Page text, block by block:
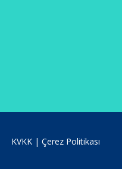
KVKK | Çerez Politikası